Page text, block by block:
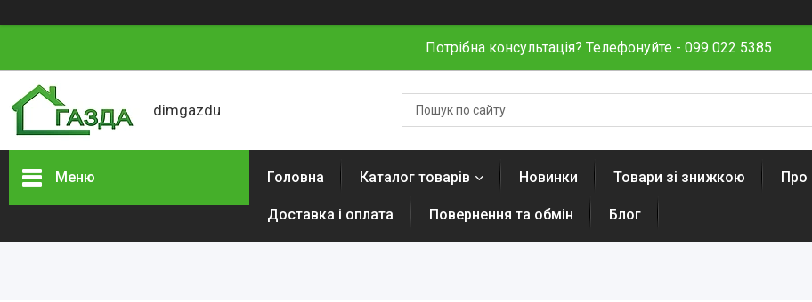
Потрібна консультація? Телефонуйте - 099 022 5385
dimgazdu
Меню Головна Каталог товарів Новинки Товари зі знижкою Про
Доставка і оплата Повернення та обмін Блог